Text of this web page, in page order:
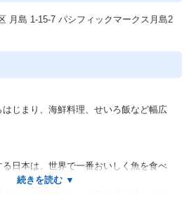
月島 1-15-7 パシフィックマークス月島2
じまり、海鮮料理、せいろ飯など幅広
日本は、世界で一番おいしく魚を食べ